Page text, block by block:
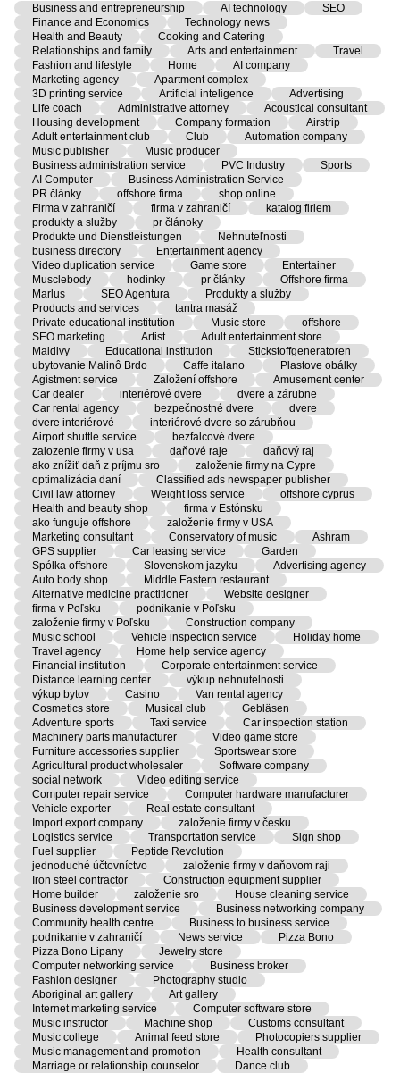
Business and entrepreneurship AI technology
SEO
Finance and Economics
Technology news
Health and Beauty
Cooking and Catering
Relationships and family
Arts and entertainment
Travel
Fashion and lifestyle
Home
AI company
Marketing agency
Apartment complex
3D printing service
Artificial inteligence
Advertising
Life coach
Administrative attorney
Acoustical consultant
Housing development
Company formation
Airstrip
Adult entertainment club
Club
Automation company
Music publisher
Music producer
Business administration service
PVC Industry
Sports
AI Computer
Business Administration Service
PR články
offshore firma
shop online
Firma v zahraničí
firma v zahraničí
katalog firiem
produkty a služby
pr článoky
Produkte und Dienstleistungen
Nehnuteľnosti
business directory
Entertainment agency
Video duplication service
Game store
Entertainer
Musclebody
hodinky pr články
Offshore firma
Marlus
SEO Agentura
Produkty a služby
Products and services
tantra masáž
Private educational institution
Music store
offshore
SEO marketing
Artist
Adult entertainment store
Maldivy
Educational institution
Stickstoffgeneratoren
ubytovanie Malinô Brdo
Caffe italano
Plastove obálky
Agistment service
Založení offshore
Amusement center
Car dealer
interiérové dvere
dvere a zárubne
Car rental agency
bezpečnostné dvere
dvere
dvere interiérové
interiérové dvere so zárubňou
Airport shuttle service
bezfalcové dvere
zalozenie firmy v usa
daňové raje
daňový raj
ako znížiť daň z príjmu sro
založenie firmy na Cypre
optimalizácia daní
Classified ads newspaper publisher
Civil law attorney
Weight loss service
offshore cyprus
Health and beauty shop
firma v Estónsku
ako funguje offshore
založenie firmy v USA
Marketing consultant
Conservatory of music
Ashram
GPS supplier
Car leasing service
Garden
Spółka offshore
Slovenskom jazyku
Advertising agency
Auto body shop
Middle Eastern restaurant
Alternative medicine practitioner
Website designer
firma v Poľsku
podnikanie v Poľsku
založenie firmy v Poľsku
Construction company
Music school
Vehicle inspection service
Holiday home
Travel agency
Home help service agency
Financial institution
Corporate entertainment service
Distance learning center
výkup nehnutelnosti
výkup bytov
Casino
Van rental agency
Cosmetics store
Musical club
Gebläsen
Adventure sports
Taxi service
Car inspection station
Machinery parts manufacturer
Video game store
Furniture accessories supplier
Sportswear store
Agricultural product wholesaler
Software company
social network
Video editing service
Computer repair service
Computer hardware manufacturer
Vehicle exporter
Real estate consultant
Import export company
založenie firmy v česku
Logistics service
Transportation service
Sign shop
Fuel supplier
Peptide Revolution
jednoduché účtovníctvo
založenie firmy v daňovom raji
Iron steel contractor
Construction equipment supplier
Home builder
založenie sro
House cleaning service
Business development service
Business networking company
Community health centre
Business to business service
podnikanie v zahraničí
News service
Pizza Bono
Pizza Bono Lipany
Jewelry store
Computer networking service
Business broker
Fashion designer
Photography studio
Aboriginal art gallery
Art gallery
Internet marketing service
Computer software store
Music instructor
Machine shop
Customs consultant
Music college
Animal feed store
Photocopiers supplier
Music management and promotion
Health consultant
Marriage or relationship counselor
Dance club